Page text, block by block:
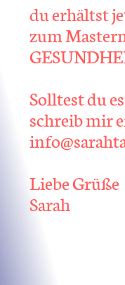
du erhältst
zum
Solltest du
schreib mir
Liebe Grüße
Sarah